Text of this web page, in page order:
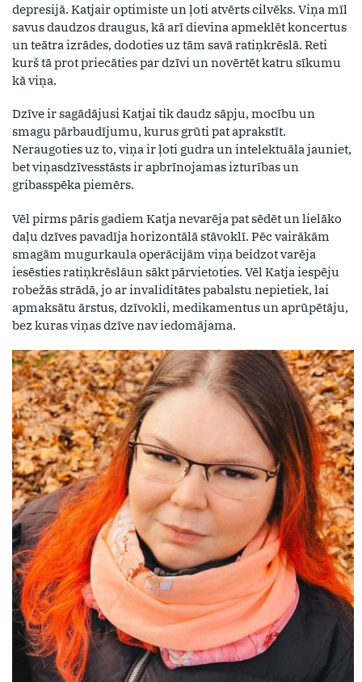
depresijā. Katjair optimiste un ļoti atvērts cilvēks. Viņa mīl
savus daudzos draugus, kā arī dievina apmeklēt koncertus
un teātra izrādes, dodoties uz tām savā ratiņkrēslā. Reti
kurš tā prot priecāties par dzīvi un novērtēt katru sīkumu
kā viņa.
Dzīve ir sagādājusi Katjai tik daudz sāpju, mocību un
smagu pārbaudījumu, kurus grūti pat aprakstīt.
Neraugoties uz to, viņa ir ļoti gudra un intelektuāla jauniet,
bet viņasdzīvesstāsts ir apbrīnojamas izturības un
gribasspēka piemērs.
Vēl pirms pāris gadiem Katja nevarēja pat sēdēt un lielāko
daļu dzīves pavadīja horizontālā stāvoklī. Pēc vairākām
smagām mugurkaula operācijām viņa beidzot varēja
iesēsties ratiņkrēslāun sākt pārvietoties. Vēl Katja iespēju
robežās strādā, jo ar invaliditātes pabalstu nepietiek, lai
apmaksātu ārstus, dzīvokli, medikamentus un aprūpētāju,
bez kuras viņas dzīve nav iedomājama.